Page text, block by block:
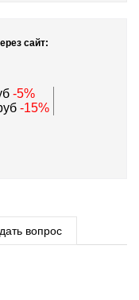
сайт:
-5%
-15%
вопрос